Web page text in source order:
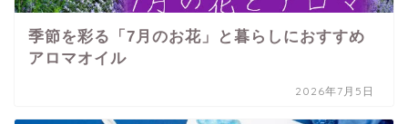
季節を彩る「7月のお花」と暮らしにおすすめ
アロマオイル
2026年7月5日